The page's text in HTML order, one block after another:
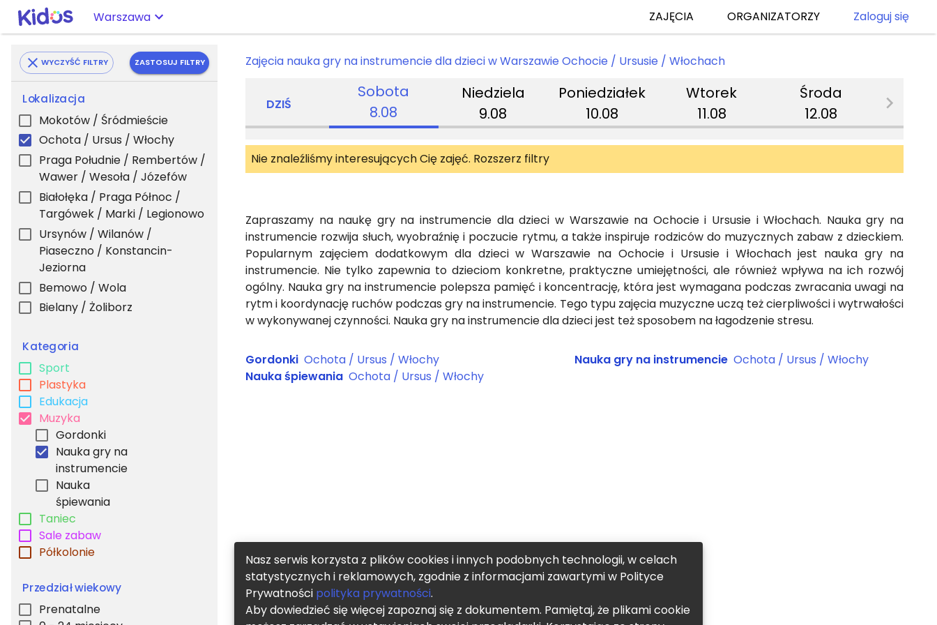
Warszawa ZAJĘCIA ORGANIZATORZY Zaloguj się
WYCZYŚĆ FILTRY ZASTOSUJ FILTRY
Lokalizacja
Mokotów / Śródmieście
Ochota / Ursus / Włochy
Praga Południe / Rembertów /
Wawer / Wesoła / Józefów
Białołęka / Praga Północ /
Targówek / Marki / Legionowo
Ursynów / Wilanów /
Piaseczno / Konstancin-
Jeziorna
Bemowo / Wola
Bielany / Żoliborz
Kategoria
Sport
Plastyka
Edukacja
Muzyka
Gordonki
Nauka gry na
instrumencie
Nauka
śpiewania
Taniec
Sale zabaw
Półkolonie
Przedział wiekowy
Prenatalne
Zajęcia nauka gry na instrumencie dla dzieci w Warszawie Ochocie / Ursusie / Włochach
DZIŚ
Sobota
8.08
Niedziela
9.08
Poniedziałek
10.08
Wtorek
11.08
Środa
12.08
Nie znaleźliśmy interesujących Cię zajęć. Rozszerz filtry
Zapraszamy na naukę gry na instrumencie dla dzieci w Warszawie na Ochocie i Ursusie i Włochach. Nauka gry na
instrumencie rozwija słuch, wyobraźnię i poczucie rytmu, a także inspiruje rodziców do muzycznych zabaw z dzieckiem.
Popularnym zajęciem dodatkowym dla dzieci w Warszawie na Ochocie i Ursusie i Włochach jest nauka gry na
instrumencie. Nie tylko zapewnia to dzieciom konkretne, praktyczne umiejętności, ale również wpływa na ich rozwój
ogólny. Nauka gry na instrumencie polepsza pamięć i koncentrację, która jest wymagana podczas zwracania uwagi na
rytm i koordynację ruchów podczas gry na instrumencie. Tego typu zajęcia muzyczne uczą też cierpliwości i wytrwałości
w wykonywanej czynności. Nauka gry na instrumencie dla dzieci jest też sposobem na łagodzenie stresu.
Gordonki Ochota / Ursus / Włochy Nauka gry na instrumencie Ochota / Ursus / Włochy
Nauka śpiewania Ochota / Ursus / Włochy
Nasz serwis korzysta z plików cookies i innych podobnych technologii, w celach
statystycznych i reklamowych, zgodnie z informacjami zawartymi w Polityce
Prywatności polityka prywatności.
Aby dowiedzieć się więcej zapoznaj się z dokumentem. Pamiętaj, że plikami cookie